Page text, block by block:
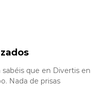
sabéis que en Divertis en
Nada de prisas